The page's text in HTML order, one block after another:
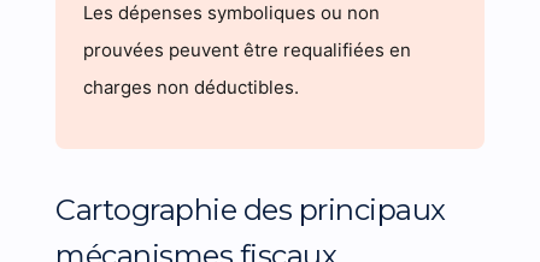
Les dépenses symboliques ou non
prouvées peuvent être requalifiées en
charges non déductibles.
Cartographie des principaux